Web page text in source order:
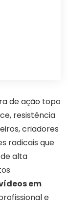
de ação topo
resistência
criadores
radicais que
alta
em
e